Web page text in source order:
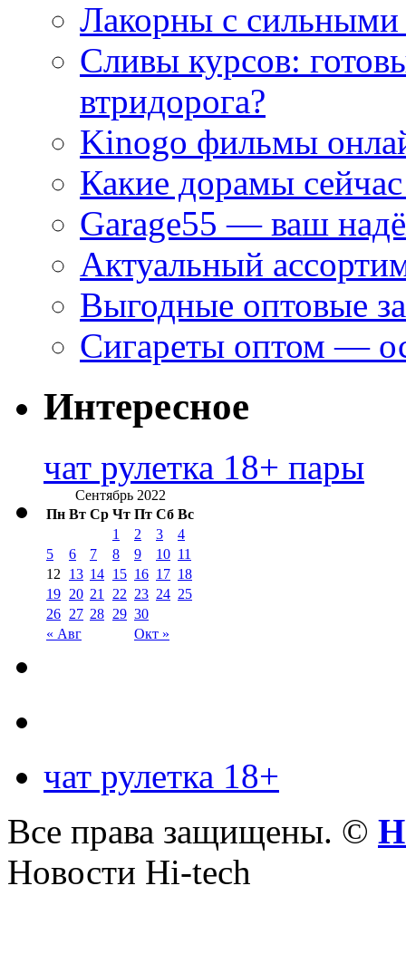
Лакорны с сильными
Сливы курсов:
втридорога?
Kinogo фильмы
Какие дорамы
Garage55 — ваш
Актуальный
Выгодные оптовые
Сигареты оптом —
Интересное
чат рулетка 18+ пары
Сентябрь 2022
Пн Вт Ср Чт Пт Сб Вс
« Авг Окт »
1 2 3
4
5
6 7 8 9 10 11
12
13 14 15 16 17 18
19 20 21 22 23 24 25
26 27 28 29 30
чат рулетка 18+
Все права защищены. ©
Новости Hi-tech